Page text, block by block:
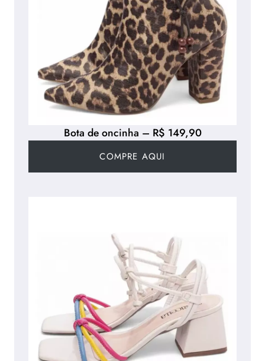
Bota de oncinha – R$ 149,90
COMPRE AQUI